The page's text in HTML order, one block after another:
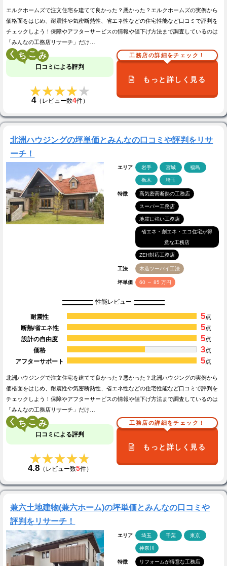
エルクホームズで注文住宅を建てて良かった？悪かった？エルクホームズの実例から
価格面をはじめ、耐震性や気密断熱性、省エネ性などの住宅性能など口コミで評判を
チェックしよう！保障やアフターサービスの情報や値下げ方法まで調査しているのは
「みんなの工務店リサーチ」だけ…
く こ
口コミによる評判
★★★★★
★★★★★
4（レビュー数4件）
工務店の詳細をチェック！
もっと詳しく見る
北洲ハウジングの坪単価とみんなの口コミや評判をリサ
ーチ！
エリア 岩手 宮城 福島
栃木 埼玉
特徴 高気密高断熱の工務店
スーパー工務店
地震に強い工務店
省エネ・創エネ・エコ住宅が得
意な工務店
ZEH対応工務店
工法 木造ツーバイ工法
坪単価 60 ～ 85 万円
性能レビュー
耐震性 5点
断熱/省エネ性
5点
設計の自由度
5点
価格
3点
アフターサポート
5点
北洲ハウジングで注文住宅を建てて良かった？悪かった？北洲ハウジングの実例から
価格面をはじめ、耐震性や気密断熱性、省エネ性などの住宅性能など口コミで評判を
チェックしよう！保障やアフターサービスの情報や値下げ方法まで調査しているのは
「みんなの工務店リサーチ」だけ…
く こ
口コミによる評判
★★★★★
★★★★★
4.8（レビュー数5件）
工務店の詳細をチェック！
もっと詳しく見る
兼六土地建物(兼六ホーム)の坪単価とみんなの口コミや
評判をリサーチ！
エリア 埼玉 千葉 東京
神奈川
特徴 リフォームが得意な工務店